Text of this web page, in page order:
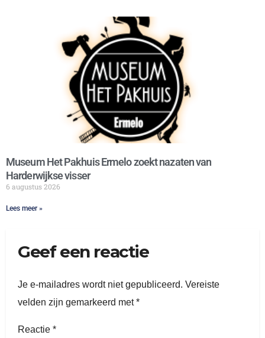
Museum Het Pakhuis Ermelo zoekt nazaten van
Harderwijkse visser
6 augustus 2026
Lees meer »
Geef een reactie
Je e-mailadres wordt niet gepubliceerd. Vereiste
velden zijn gemarkeerd met*
Reactie *